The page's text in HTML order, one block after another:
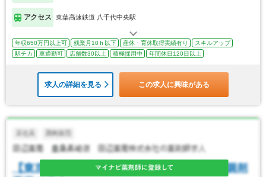
アクセス 東葉高速鉄道 八千代中央駅
年収650万円以上可 残業月10ｈ以下 産休・育休取得実績有り
スキルアップ
駅チカ
車通勤可 店舗数30以上 積極採用中 年間休日120日以上
求人の詳細を見る この求人に興味がある